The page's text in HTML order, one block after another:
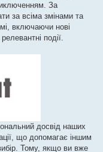
За
за всіма змінами та
включаючи нові
події.
досвід наших
що допомагає іншим
Тому, якщо ви вже